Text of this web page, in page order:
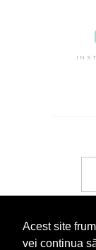
Acest site
vei continua